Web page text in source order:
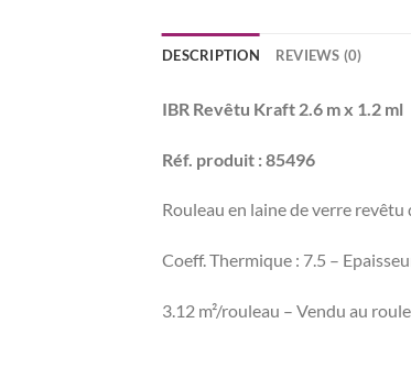
DESCRIPTION REVIEWS (0)
IBR Revêtu Kraft 2.6 m x 1.2 ml
Réf. produit : 85496
Rouleau en laine de verre
Coeff. Thermique : 7.5 –
3.12 m²/rouleau – Vendu au